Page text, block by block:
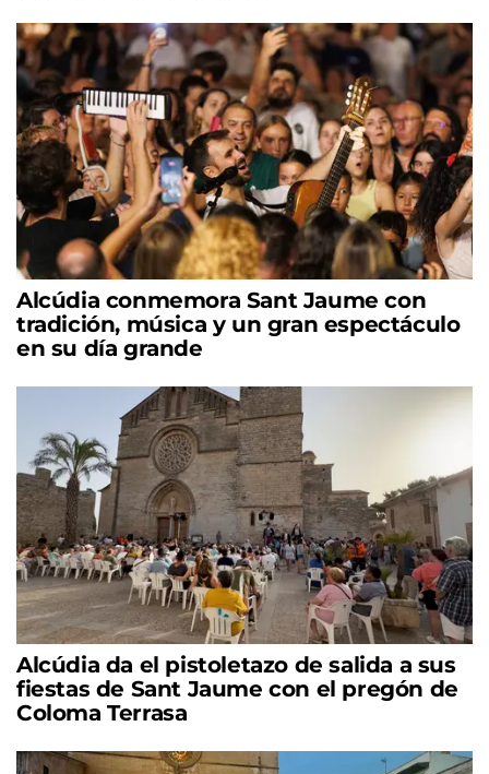
Alcúdia conmemora Sant Jaume con
tradición, música y un gran espectáculo
en su día grande
Alcúdia da el pistoletazo de salida a sus
fiestas de Sant Jaume con el pregón de
Coloma Terrasa